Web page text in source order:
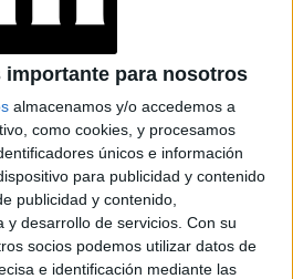
importante para nosotros
almacenamos y/o accedemos a
como cookies, y procesamos
únicos e información
para publicidad y contenido
publicidad y contenido,
y desarrollo de servicios. Con su
socios podemos utilizar datos de
e identificación mediante las
FOOD
Dubái: el postre
que arrasa
TikTok
Publicitario